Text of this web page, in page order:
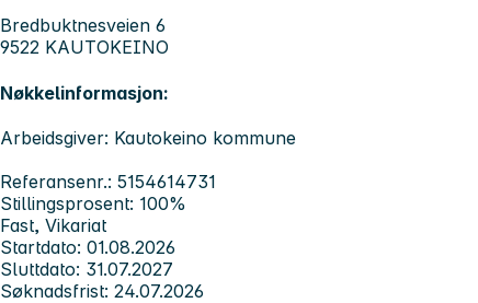
Bredbuktnesveien 6
9522 KAUTOKEINO
Nøkkelinformasjon:
Arbeidsgiver: Kautokeino kommune
Referansenr.: 5154614731
Stillingsprosent: 100%
Fast, Vikariat
Startdato: 01.08.2026
Sluttdato: 31.07.2027
Søknadsfrist: 24.07.2026